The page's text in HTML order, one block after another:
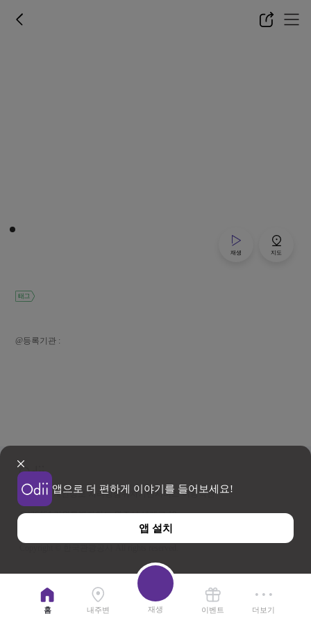
앱으로 더 편하게 이야기를 들어보세요!
앱 설치
재생 지도
태그
@등록기관 :
이용약관 개인정보 처리방침위치기반서비스 이용약관
우)26464 강원특별자치도 원주시 세계로 10
사업자등록번호 202-81-50707 TEL : 033-738-3000
홈 내주변 재생 이벤트 더보기